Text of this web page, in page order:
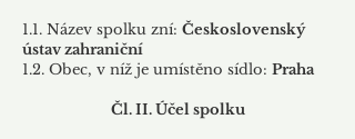
1.1. Název spolku zní: Československý
ústav zahraniční
1.2. Obec, v níž je umístěno sídlo: Praha
Čl. II. Účel spolku